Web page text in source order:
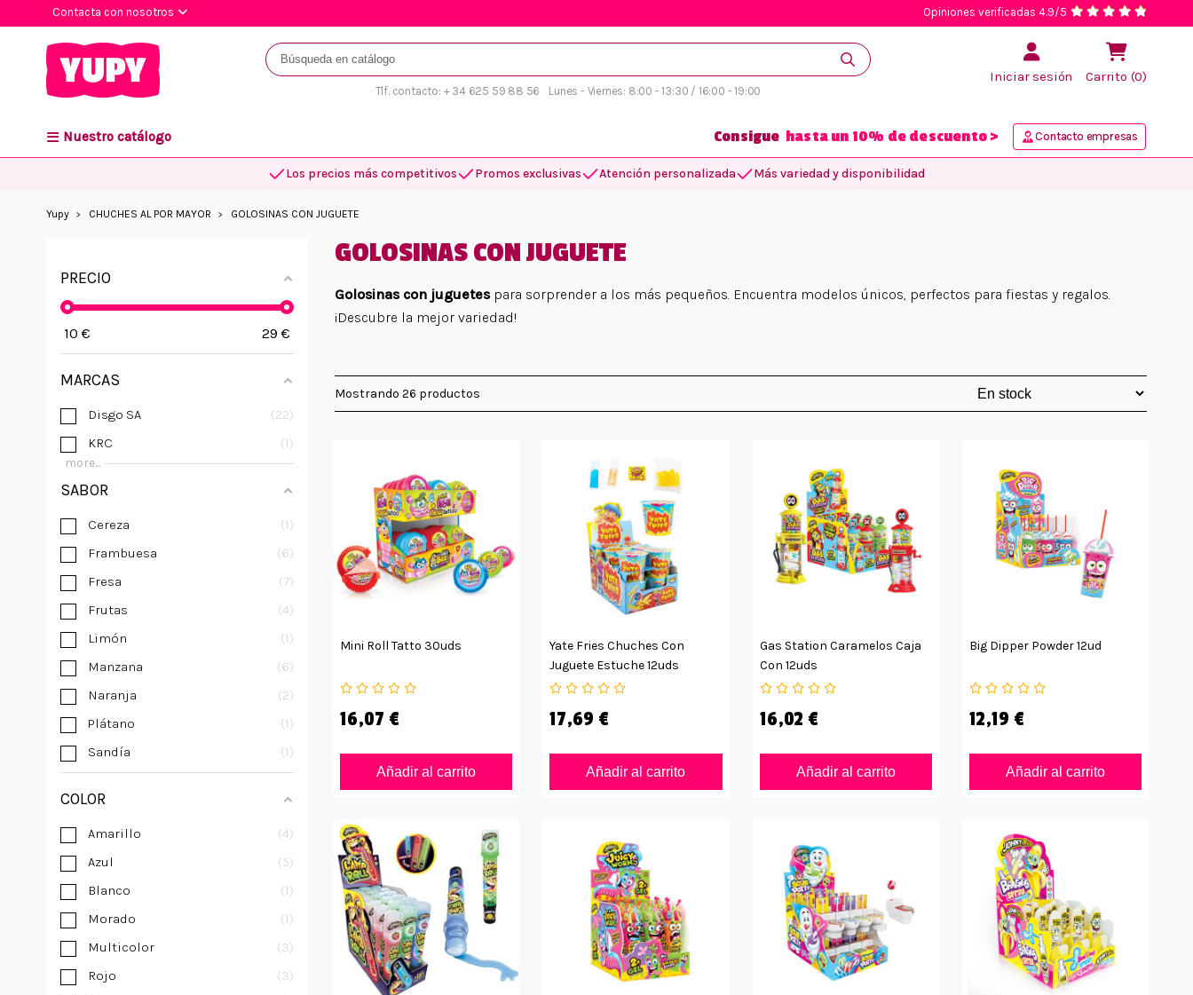
Contacta con nosotros Opiniones verificadas 4.9/5
Tlf. contacto: + 34 625 59 88 56 Lunes - Viernes: 8:00 - 13:30 / 16:00 - 19:00
Iniciar sesión Carrito (0)
Nuestro catálogo Consigue hasta un 10% de descuento > Contacto empresas
Los precios más competitivos Promos exclusivas Atención personalizada Más variedad y disponibilidad
Yupy CHUCHES AL POR MAYOR GOLOSINAS CON JUGUETE
PRECIO
10 € 29 €
MARCAS
Disgo SA
22
KRC
1
more...
SABOR
Cereza
1
Frambuesa
6
Fresa
7
Frutas
4
Limón
1
Manzana
6
Naranja
2
Plátano
1
Sandía
1
COLOR
Amarillo
4
Azul
5
Blanco
1
Morado
1
Multicolor
3
Rojo
3
GOLOSINAS CON JUGUETE
Golosinas con juguetespara sorprender a los más pequeños. Encuentra modelos únicos, perfectos para fiestas y regalos.
¡Descubre la mejor variedad!
Mostrando 26 productos
Mini Roll Tatto 30uds
16,07 €
Añadir al carrito
Yate Fries Chuches Con
Juguete Estuche 12uds
17,69 €
Añadir al carrito
Gas Station Caramelos Caja
Con 12uds
16,02 €
Añadir al carrito
Big Dipper Powder 12ud
12,19 €
Añadir al carrito